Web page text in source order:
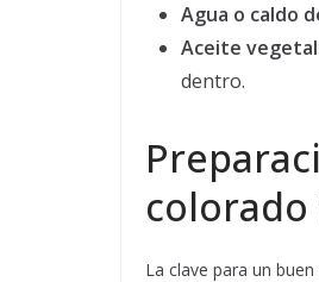
Agua o caldo
Aceite
dentro.
La clave para un